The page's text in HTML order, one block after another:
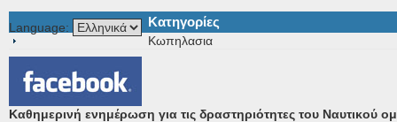
Language: Κατηγορίες
Κωπηλασια
Καθημερινή ενημέρωση για τις δραστηριότητες του